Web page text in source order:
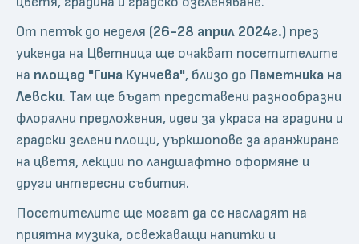
От петък до неделя (26-28 април 2024г.) през
уикенда на Цветница ще очакват посетителите
на площад "Гина Кунчева", близо до Паметника на
Левски. Там ще бъдат представени разнообразни
флорални предложения, идеи за украса на градини и
градски зелени площи, уъркшопове за аранжиране
на цветя, лекции по ландшафтно оформяне и
други интересни събития.
Посетителите ще могат да се насладят на
приятна музика, освежаващи напитки и